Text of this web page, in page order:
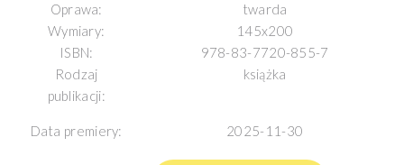
Oprawa:
twarda
Wymiary:
145x200
ISBN:
978-83-7720-855-7
Rodzaj
publikacji:
książka
Data premiery: 2025-11-30